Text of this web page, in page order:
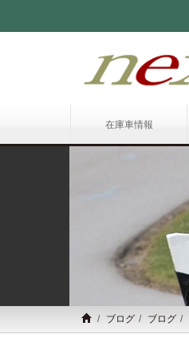
在庫車情報
ブログ ブログ